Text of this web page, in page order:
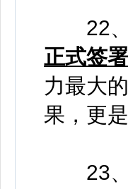
22、
正式签署
力最大
果，更
23、